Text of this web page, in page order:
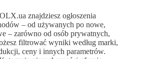
znajdziesz ogłoszenia
– od używanych po nowe,
– zarówno od osób prywatnych,
filtrować wyniki według marki,
ceny i innych parametrów.